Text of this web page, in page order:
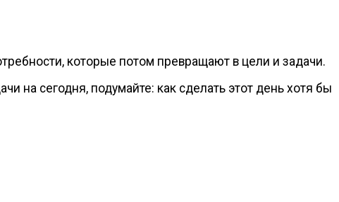
которые потом превращают в цели и задачи.
на сегодня, подумайте: как сделать этот день хотя бы